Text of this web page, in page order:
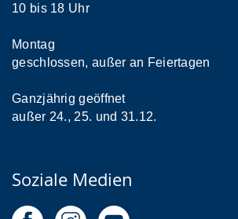
10 bis 18 Uhr
Montag
geschlossen, außer an Feiertagen
Ganzjährig geöffnet
außer 24., 25. und 31.12.
Soziale Medien